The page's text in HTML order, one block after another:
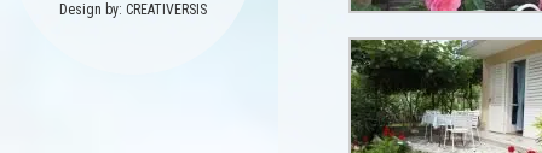
Design by: CREATIVERSIS